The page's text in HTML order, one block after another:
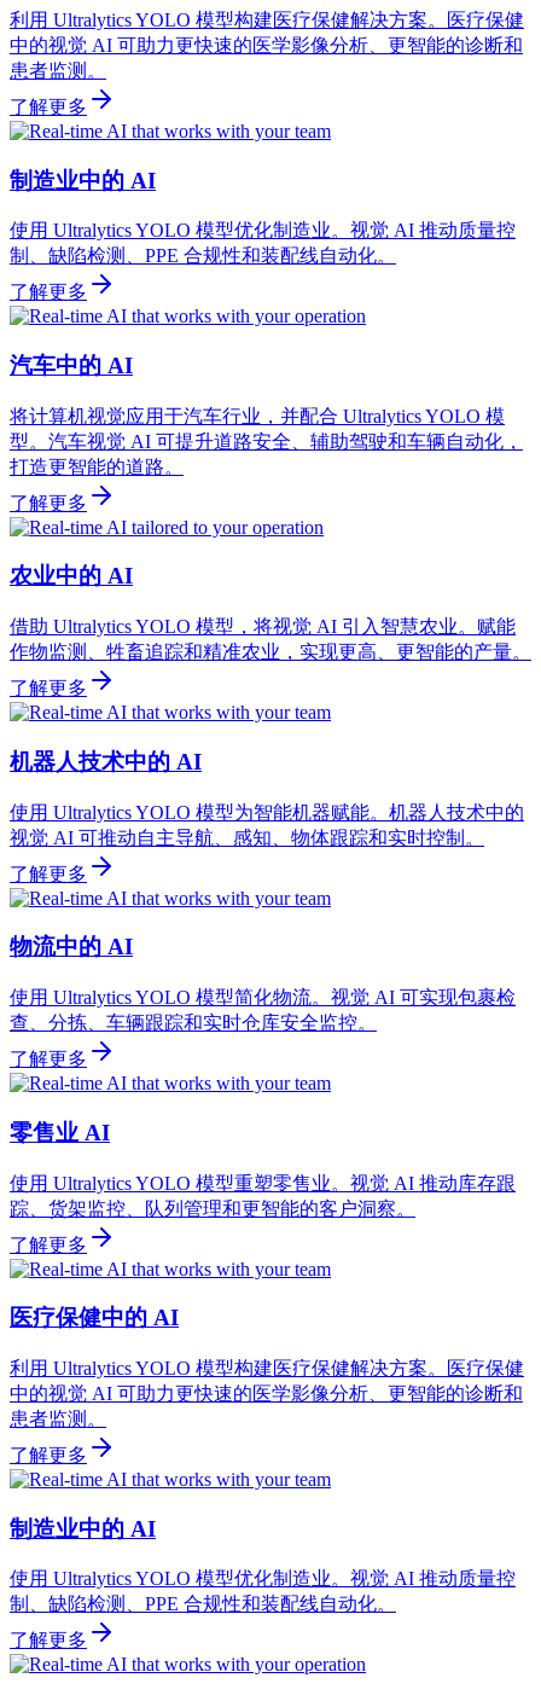
利用 Ultralytics YOLO 模型构建医疗保健解决方案。医疗保健
中的视觉 AI 可助力更快速的医学影像分析、更智能的诊断和
患者监测。
了解更多
制造业中的 AI
使用 Ultralytics YOLO 模型优化制造业。视觉 AI 推动质量控
制、缺陷检测、PPE 合规性和装配线自动化。
了解更多
汽车中的 AI
将计算机视觉应用于汽车行业，并配合 Ultralytics YOLO 模
型。汽车视觉 AI 可提升道路安全、辅助驾驶和车辆自动化，
打造更智能的道路。
了解更多
农业中的 AI
借助 Ultralytics YOLO 模型，将视觉 AI 引入智慧农业。赋能
作物监测、牲畜追踪和精准农业，实现更高、更智能的产量。
了解更多
机器人技术中的 AI
使用 Ultralytics YOLO 模型为智能机器赋能。机器人技术中的
视觉 AI 可推动自主导航、感知、物体跟踪和实时控制。
了解更多
物流中的 AI
使用 Ultralytics YOLO 模型简化物流。视觉 AI 可实现包裹检
查、分拣、车辆跟踪和实时仓库安全监控。
了解更多
零售业 AI
使用 Ultralytics YOLO 模型重塑零售业。视觉 AI 推动库存跟
踪、货架监控、队列管理和更智能的客户洞察。
了解更多
医疗保健中的 AI
利用 Ultralytics YOLO 模型构建医疗保健解决方案。医疗保健
中的视觉 AI 可助力更快速的医学影像分析、更智能的诊断和
患者监测。
了解更多
制造业中的 AI
使用 Ultralytics YOLO 模型优化制造业。视觉 AI 推动质量控
制、缺陷检测、PPE 合规性和装配线自动化。
了解更多